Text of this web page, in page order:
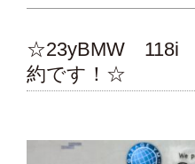
☆23yBMW 118i
約です！☆